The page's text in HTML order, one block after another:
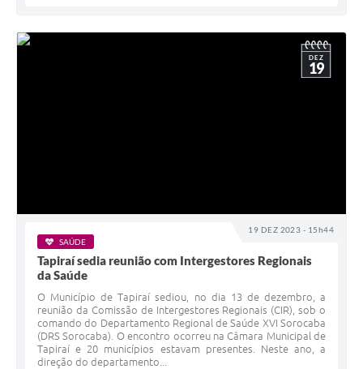
19 DEZ 2023 - 15h44
DEZ
19
SAÚDE
Tapiraí sedia reunião com Intergestores Regionais
da Saúde
O Município de Tapiraí sediou, no dia 13 de dezembro, a
reunião da Comissão de Intergestores Regionais (CIR), sob o
comando do Departamento Regional de Saúde XVI Sorocaba
(DRS Sorocaba). O encontro ocorreu na Câmara Municipal de
Tapiraí e 20 municípios estavam presentes. Neste ano, a
direção do departamento...